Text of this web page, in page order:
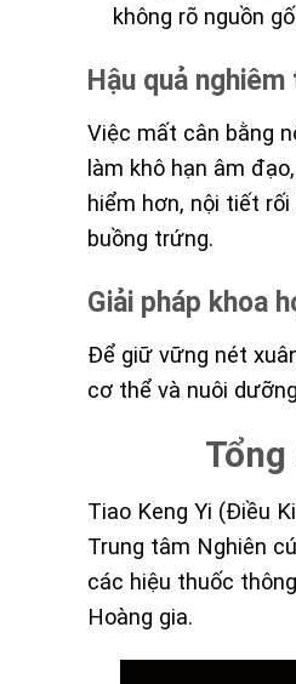
không rõ nguồn
Hậu quả
Việc mất cân bằng
làm khô hạn âm
hiểm hơn, nội tiết
buồng trứng.
Giải pháp khoa
Để giữ vững nét
cơ thể và nuôi
Tiao Keng Yi (Điều
Trung tâm Nghiên
các hiệu thuốc
Hoàng gia.